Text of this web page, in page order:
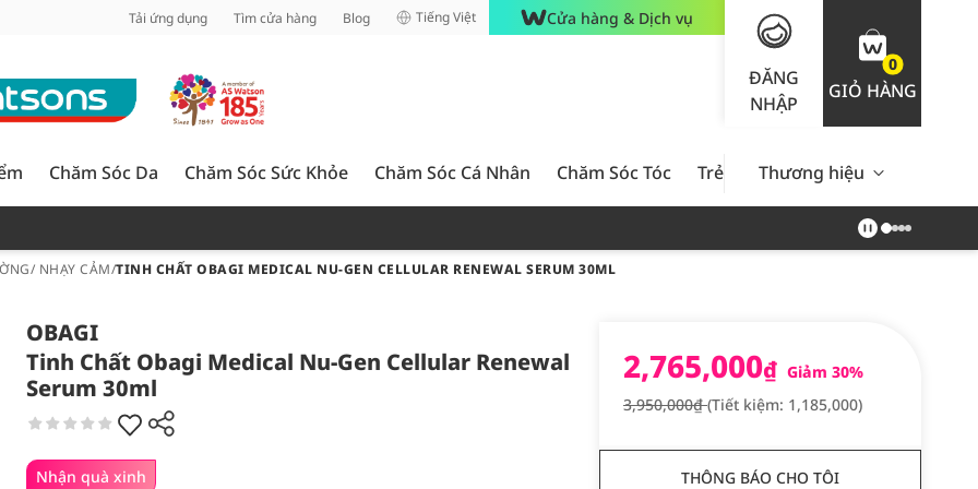
Tải ứng dụng Tìm cửa hàng Blog Tiếng Việt Cửa hàng & Dịch vụ
ĐĂNG
NHẬP
0
GIỎ HÀNG
Chăm Sóc Da Chăm Sóc Sức Khỏe Chăm Sóc Cá Nhân Chăm Sóc Tóc Trẻ Em Nam Giới Chăm Sóc
Thương hiệu
NHẠY CẢM/TINH CHẤT OBAGI MEDICAL NU-GEN CELLULAR RENEWAL SERUM 30ML
OBAGI
Tinh Chất Obagi Medical Nu-Gen Cellular Renewal
Serum 30ml
Nhận quà xinh
2,765,000₫ Giảm 30%
3,950,000₫(Tiết kiệm: 1,185,000)
THÔNG BÁO CHO TÔI